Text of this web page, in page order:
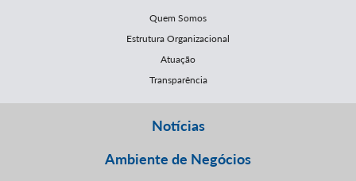
Quem Somos
Estrutura Organizacional
Atuação
Transparência
Notícias
Ambiente de Negócios